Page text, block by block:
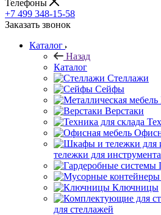
Телефоны
+7 499 348-15-58
Заказать звонок
Каталог
Назад
Каталог
Стеллажи
Сейфы
Верстаки
тележки для инструмента
Ключницы
для стеллажей